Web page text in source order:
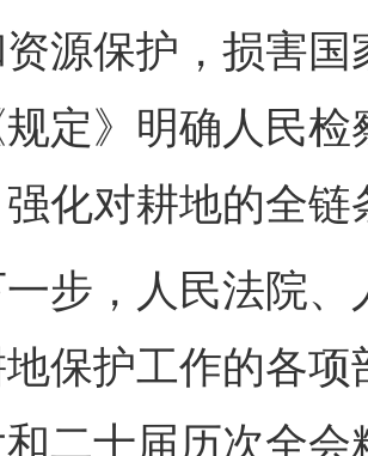
源保护，损害
定》明确人民
化对耕地的全链
，人民法院、
保护工作的各
二十届历次全